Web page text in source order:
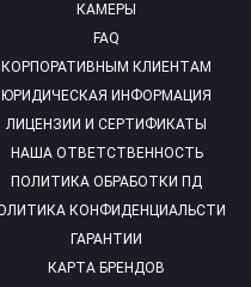
КАМЕРЫ
FAQ
КОРПОРАТИВНЫМ КЛИЕНТАМ
ЮРИДИЧЕСКАЯ ИНФОРМАЦИЯ
ЛИЦЕНЗИИ И СЕРТИФИКАТЫ
НАША ОТВЕТСТВЕННОСТЬ
ПОЛИТИКА ОБРАБОТКИ ПД
КОНФИДЕНЦИАЛЬСТИ
ГАРАНТИИ
КАРТА БРЕНДОВ